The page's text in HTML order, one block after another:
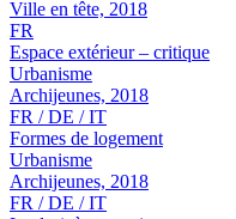
Ville en tête, 2018
FR
Espace extérieur – critique
Urbanisme
Archijeunes, 2018
FR / DE / IT
Formes de logement
Urbanisme
Archijeunes, 2018
FR / DE / IT